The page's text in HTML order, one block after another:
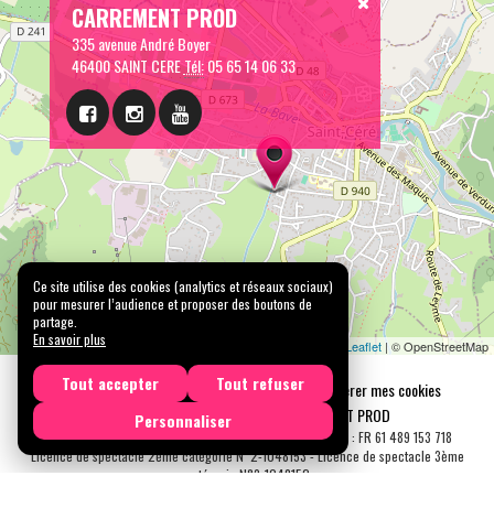
CARREMENT PROD
335 avenue André Boyer
46400 SAINT CERETél:05 65 14 06 33
Leaflet | © OpenStreetMap
Mentions légales Confidentialité
Gérer mes cookies
Tous droits réservés © 2026 |
CARREMENT PROD
N° SIRET : 489 153 718 00031 - APE : 9001 Z - N° TVA Int. : FR 61 489 153 718
Licence de spectacle 2ème catégorie N°2-1048153 - Licence de spectacle 3ème
catégorie N°3-1048152
Ce site utilise des cookies (analytics et réseaux sociaux)
pour mesurer l’audience et proposer des boutons de
partage.
En savoir plus
Tout accepter
Tout refuser
Personnaliser